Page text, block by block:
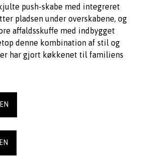
push-skabe med integreret
pladsen under overskabene, og
affaldsskuffe med indbygget
denne kombination af stil og
har gjort køkkenet til familiens